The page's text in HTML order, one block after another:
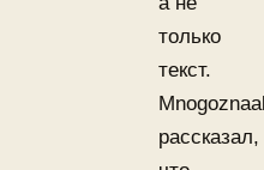
только
текст.
рассказал,